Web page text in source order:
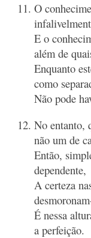
O
E o
além de
Enquanto
como
Não pode
No entanto,
não um de
Então,
dependente,
A certeza
É nessa
a perfeição.